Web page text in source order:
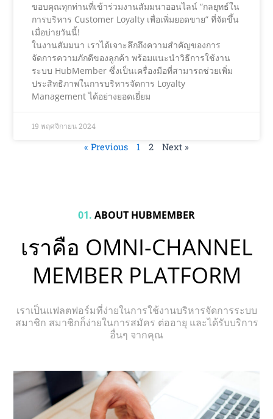
ขอบคุณทุกท่านที่เข้าร่วมงานสัมมนาออนไลน์ “กลยุทธ์ใน
การบริหาร Customer Loyalty เพื่อเพิ่มยอดขาย” ที่จัดขึ้น
เมื่อบ่ายวันนี้!
ในงานสัมมนา เราได้เจาะลึกถึงความสำคัญของการ
จัดการความภักดีของลูกค้า พร้อมแนะนำวิธีการใช้งาน
ระบบ HubMember ซึ่งเป็นเครื่องมือที่สามารถช่วยเพิ่ม
ประสิทธิภาพในการบริหารจัดการ Loyalty
Management ได้อย่างยอดเยี่ยม
19 พฤศจิกายน 2024
« Previous 1 2 Next »
01. ABOUT HUBMEMBER
เราคือ OMNI-CHANNEL
MEMBER PLATFORM
เราเป็นแฟลตฟอร์มที่ง่ายในการใช้งานบริหารจัดการระบบ
สมาชิก สมาชิกก็ง่ายในการสมัคร ต่ออายุ และได้รับบริการ
อื่นๆ จากคุณ